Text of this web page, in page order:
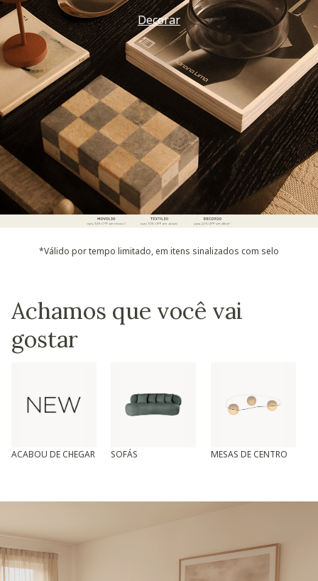
Decorar
*Válido por tempo limitado, em itens sinalizados com selo
Achamos que você vai
gostar
ACABOU DE CHEGAR SOFÁS MESAS DE CENTRO